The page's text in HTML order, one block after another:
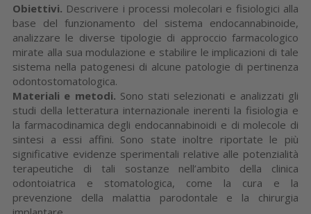
Obiettivi. Descrivere i processi molecolari e fisiologici alla
base del funzionamento del sistema endocannabinoide,
analizzare le diverse tipologie di approccio farmacologico
mirate alla sua modulazione e stabilire le implicazioni di tale
sistema nella patogenesi di alcune patologie di pertinenza
odontostomatologica.
Materiali e metodi. Sono stati selezionati e analizzati gli
studi della letteratura internazionale inerenti la fisiologia e
la farmacodinamica degli endocannabinoidi e di molecole di
sintesi a essi affini. Sono state inoltre riportate le più
significative evidenze sperimentali relative alle potenzialità
terapeutiche di tali sostanze nell’ambito della clinica
odontoiatrica e stomatologica, come la cura e la
prevenzione della malattia parodontale e la chirurgia